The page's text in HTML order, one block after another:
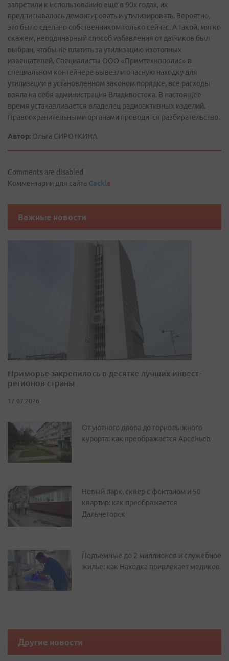
запретили к использованию еще в 90х годах, их
предписывалось демонтировать и утилизировать. Вероятно,
это было сделано собственником только сейчас. А такой, мягко
скажем, неординарный способ избавления от датчиков был
выбран, чтобы не платить за утилизацию изотопных
извещателей. Специалисты ООО «Примтехнополис» в
специальном контейнере вывезли опасную находку для
утилизации в установленном законом порядке, все расходы
взяла на себя администрация Владивостока. В настоящее
время устанавливается владелец радиоактивных изделий.
Правоохранительными органами проводится разбирательство.
Автор: Ольга СИРОТКИНА
Comments are disabled
Комментарии для сайта Cackle
Важные новости
Приморье закрепилось в десятке лучших инвест-
регионов страны
17.07.2026
От уютного двора до горнолыжного
курорта: как преображается Арсеньев
Новый парк, сквер с фонтаном и 50
квартир: как преображается
Дальнегорск
Подъемные до 2 миллионов и служебное
жилье: как Находка привлекает медиков
Другие новости